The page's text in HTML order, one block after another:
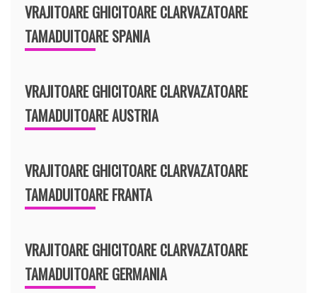
VRAJITOARE GHICITOARE CLARVAZATOARE
TAMADUITOARE SPANIA
VRAJITOARE GHICITOARE CLARVAZATOARE
TAMADUITOARE AUSTRIA
VRAJITOARE GHICITOARE CLARVAZATOARE
TAMADUITOARE FRANTA
VRAJITOARE GHICITOARE CLARVAZATOARE
TAMADUITOARE GERMANIA